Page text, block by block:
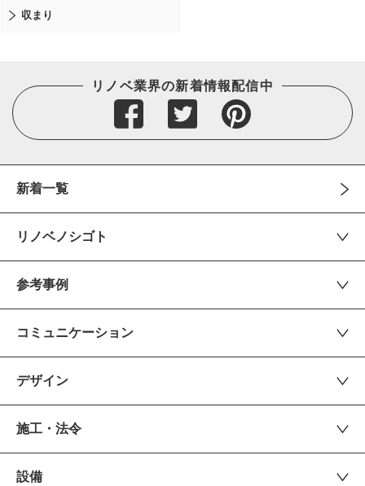
収まり
リノベ業界の新着情報配信中
新着一覧
リノベノシゴト
参考事例
コミュニケーション
デザイン
施工・法令
設備